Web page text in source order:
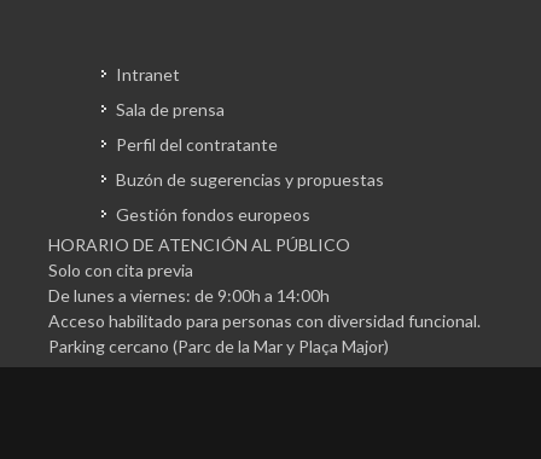
Intranet
Sala de prensa
Perfil del contratante
Buzón de sugerencias y propuestas
Gestión fondos europeos
HORARIO DE ATENCIÓN AL PÚBLICO
Solo con cita previa
De lunes a viernes: de 9:00h a 14:00h
Acceso habilitado para personas con diversidad funcional.
Parking cercano (Parc de la Mar y Plaça Major)